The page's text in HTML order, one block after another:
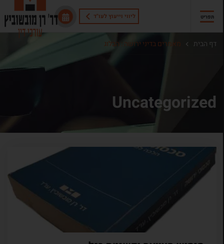
ליווי וייעוץ לעו"ד תפריט
דף הבית מאמרים בדיני ירושה : הבלוג
Uncategorized